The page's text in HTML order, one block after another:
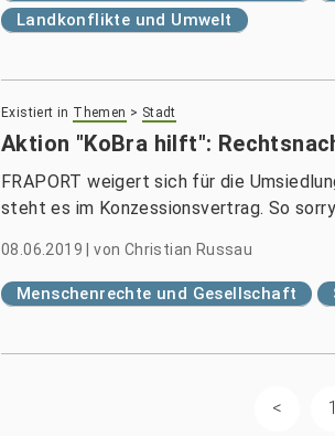
Landkonflikte und Umwelt
Existiert in Themen > Stadt
Aktion "KoBra hilft":
FRAPORT weigert sich für die
steht es im Konzessionsvertrag. So
08.06.2019|von Christian Russau
Menschenrechte und Gesellschaft
1